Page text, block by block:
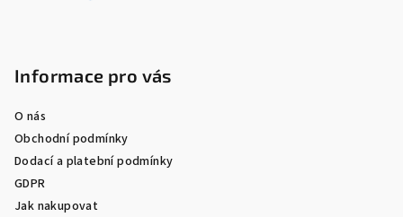
Informace pro vás
O nás
Obchodní podmínky
Dodací a platební podmínky
GDPR
Jak nakupovat